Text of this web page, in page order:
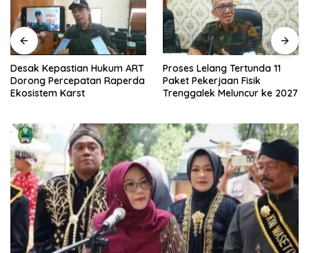
Desak Kepastian Hukum ART
Dorong Percepatan Raperda
Ekosistem Karst
Proses Lelang Tertunda 11
Paket Pekerjaan Fisik
Trenggalek Meluncur ke 2027